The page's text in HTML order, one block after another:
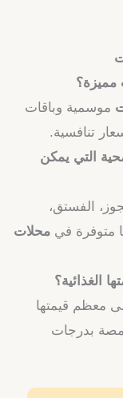
موسمية وباقات
تنافسية.
التي يمكن
الفستق،
متوفرة في محلات
الغذائية؟
معظم قيمتها
بدرجات